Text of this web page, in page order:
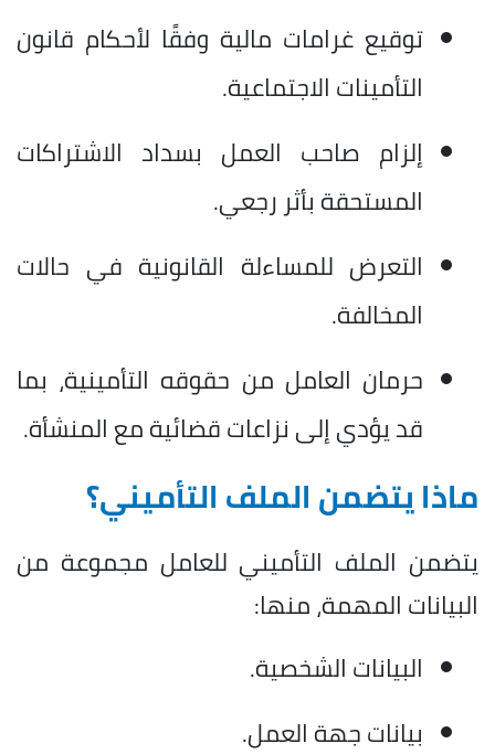
توقيع غرامات مالية وفقًا لأحكام قانون
التأمينات الاجتماعية.
إلزام صاحب العمل بسداد الاشتراكات
المستحقة بأثر رجعي.
التعرض للمساءلة القانونية في حالات
المخالفة.
حرمان العامل من حقوقه التأمينية، بما
قد يؤدي إلى نزاعات قضائية مع المنشأة.
ماذا يتضمن الملف التأميني؟
يتضمن الملف التأميني للعامل مجموعة من
البيانات المهمة، منها:
البيانات الشخصية.
بيانات جهة العمل.